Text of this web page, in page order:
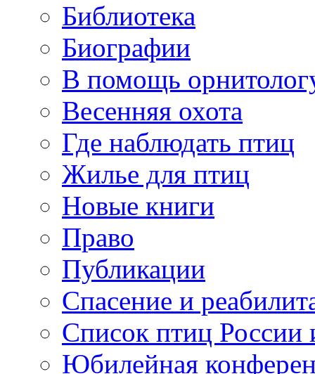
Библиотека
Биографии
В помощь
Весенняя охота
Где наблюдать птиц
Жилье для птиц
Новые книги
Право
Публикации
Спасение и
Список птиц России
Юбилейная